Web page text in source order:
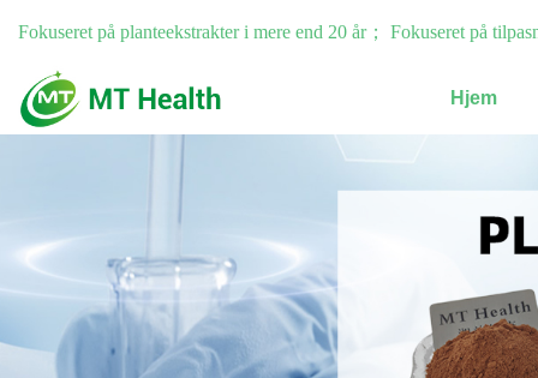
Fokuseret på planteekstrakter i mere end 20 år； Fokuseret på
Hjem